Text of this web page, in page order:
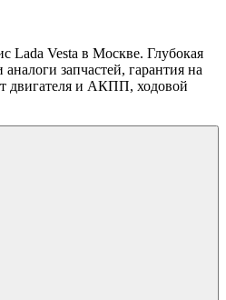
Lada Vesta в Москве. Глубокая
запчастей, гарантия на
двигателя и АКПП, ходовой